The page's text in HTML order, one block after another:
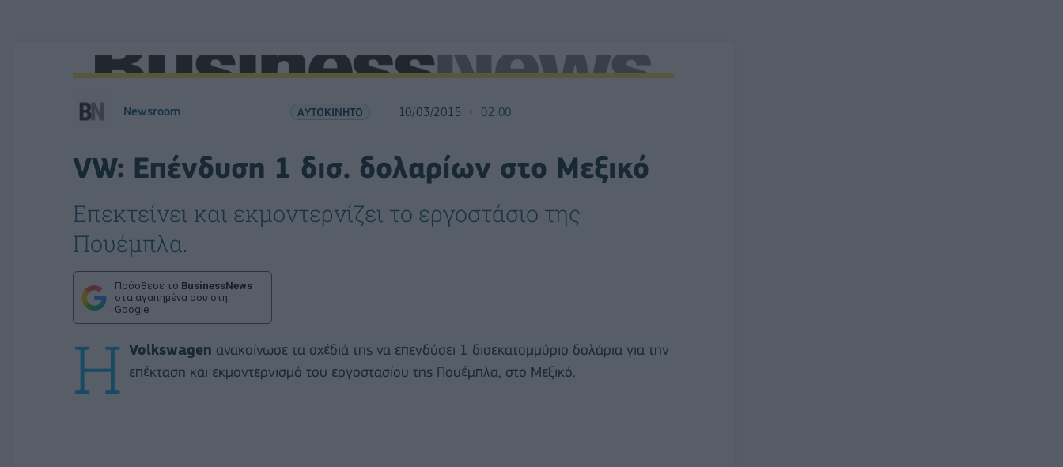
Newsroom ΑΥΤΟΚΙΝΗΤΟ 10/03/2015 02:00
VW: Επένδυση 1 δισ. δολαρίων στο Μεξικό
Επεκτείνει και εκμοντερνίζει το εργοστάσιο της
Πουέμπλα.
Πρόσθεσε το BusinessNews
στα αγαπημένα σου στη
Google
Η Volkswagen ανακοίνωσε τα σχέδιά της να επενδύσει 1 δισεκατομμύριο δολάρια για την
επέκταση και εκμοντερνισμό του εργοστασίου της Πουέμπλα, στο Μεξικό.